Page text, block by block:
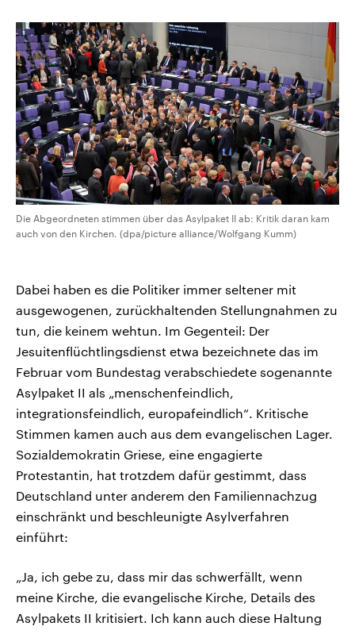
Die Abgeordneten stimmen über das Asylpaket II ab: Kritik daran kam
auch von den Kirchen. (dpa/picture alliance/Wolfgang Kumm)
Dabei haben es die Politiker immer seltener mit
ausgewogenen, zurückhaltenden Stellungnahmen zu
tun, die keinem wehtun. Im Gegenteil: Der
Jesuitenflüchtlingsdienst etwa bezeichnete das im
Februar vom Bundestag verabschiedete sogenannte
Asylpaket II als „menschenfeindlich,
integrationsfeindlich, europafeindlich“. Kritische
Stimmen kamen auch aus dem evangelischen Lager.
Sozialdemokratin Griese, eine engagierte
Protestantin, hat trotzdem dafür gestimmt, dass
Deutschland unter anderem den Familiennachzug
einschränkt und beschleunigte Asylverfahren
einführt:
„Ja, ich gebe zu, dass mir das schwerfällt, wenn
meine Kirche, die evangelische Kirche, Details des
Asylpakets II kritisiert. Ich kann auch diese Haltung